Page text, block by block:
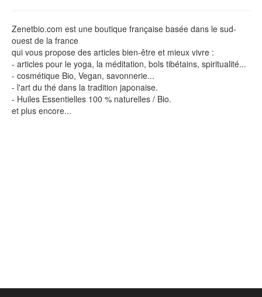
Zenetbio.com est une boutique française basée dans le sud-
ouest de la france
qui vous propose des articles bien-être et mieux vivre :
- articles pour le yoga, la méditation, bols tibétains, spiritualité...
- cosmétique Bio, Vegan, savonnerie...
- l'art du thé dans la tradition japonaise.
- Huiles Essentielles 100 % naturelles / Bio.
et plus encore...